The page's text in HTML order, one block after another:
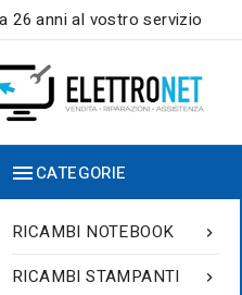
26 anni al vostro servizio
CATEGORIE

RICAMBI NOTEBOOK

RICAMBI STAMPANTI